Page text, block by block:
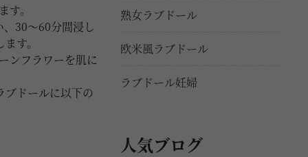
。
30〜60分間浸し
す。
ンフラワーを肌に
ブドールに以下の
熟女ラブドール
欧米風ラブドール
ラブドール妊婦
人気ブログ